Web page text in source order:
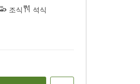
조식
석식